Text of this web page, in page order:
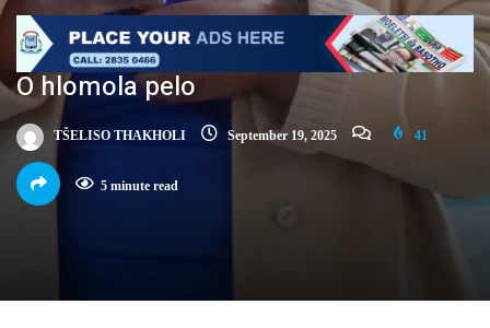
O hlomola pelo
TŠELISO THAKHOLI September 19, 2025 41
5 minute read